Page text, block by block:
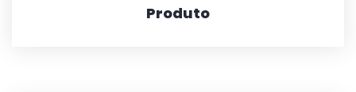
Produto